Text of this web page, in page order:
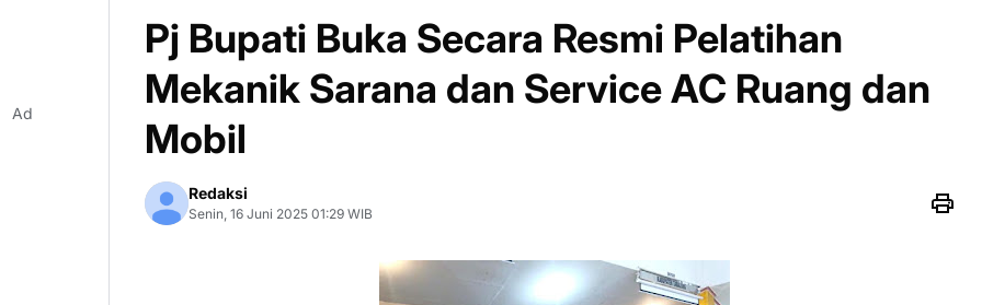
Pj Bupati Buka Secara Resmi Pelatihan
Mekanik Sarana dan Service AC Ruang dan
Mobil
Redaksi
Senin, 16 Juni 2025 01:29 WIB
Ad